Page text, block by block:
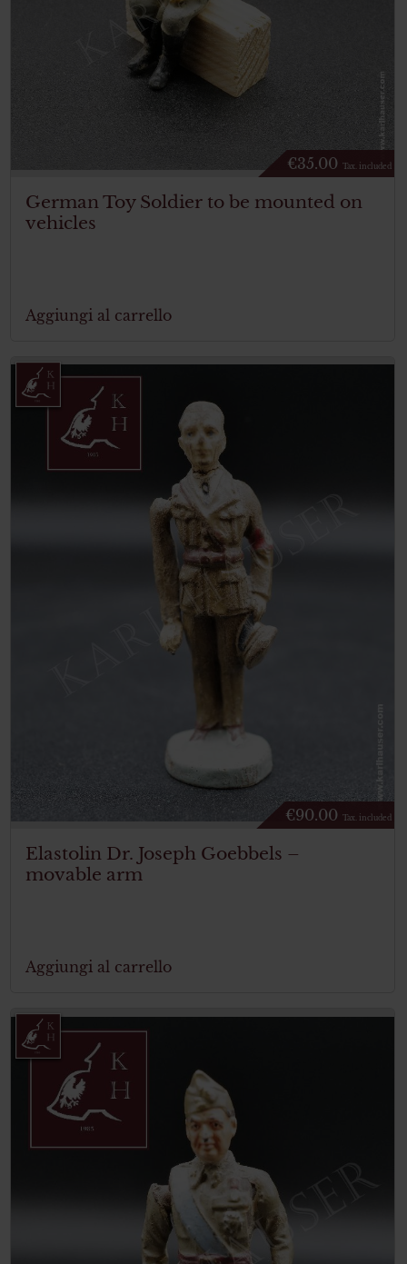
€35.00 Tax. included
German Toy Soldier to be mounted on
vehicles
Aggiungi al carrello
€90.00 Tax. included
Elastolin Dr. Joseph Goebbels –
movable arm
Aggiungi al carrello